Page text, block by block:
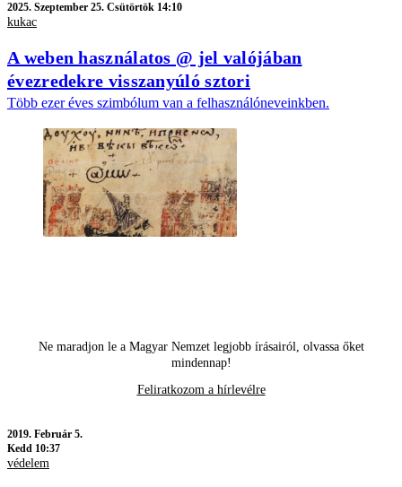
2025. Szeptember 25. Csütörtök 14:10
kukac
A weben használatos @ jel valójában
évezredekre visszanyúló sztori
Több ezer éves szimbólum van a felhasználóneveinkben.
Ne maradjon le a Magyar Nemzet legjobb írásairól, olvassa őket
mindennap!
Feliratkozom a hírlevélre
2019. Február 5.
Kedd 10:37
védelem